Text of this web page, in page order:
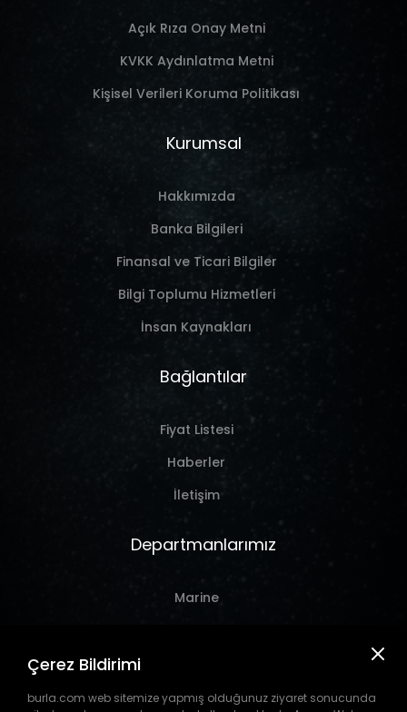
Açık Rıza Onay Metni
KVKK Aydınlatma Metni
Kişisel Verileri Koruma Politikası
Kurumsal
Hakkımızda
Banka Bilgileri
Finansal ve Ticari Bilgiler
Bilgi Toplumu Hizmetleri
İnsan Kaynakları
Bağlantılar
Fiyat Listesi
Haberler
İletişim
Departmanlarımız
Marine
Pil
Çerez Bildirimi
burla.com web sitemize yapmış olduğunuz ziyaret sonucunda